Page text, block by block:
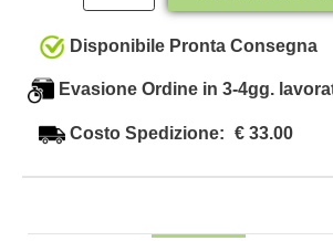
Disponibile Pronta Consegna
Evasione Ordine in 3-4gg.
Costo Spedizione: € 33.00